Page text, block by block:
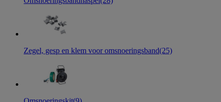
Zegel, gesp en klem voor omsnoeringsband(25)